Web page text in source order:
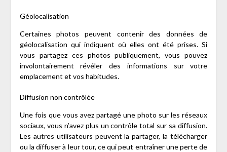
Géolocalisation
Certaines photos peuvent contenir des données de
géolocalisation qui indiquent où elles ont été prises. Si
vous partagez ces photos publiquement, vous pouvez
involontairement révéler des informations sur votre
emplacement et vos habitudes.
Diffusion non contrôlée
Une fois que vous avez partagé une photo sur les réseaux
sociaux, vous n’avez plus un contrôle total sur sa diffusion.
Les autres utilisateurs peuvent la partager, la télécharger
ou la diffuser à leur tour, ce qui peut entraîner une perte de